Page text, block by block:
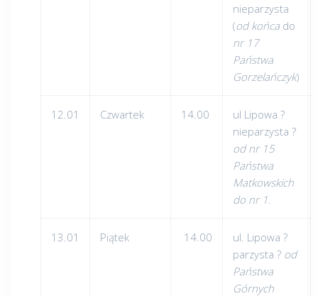
nieparzysta
(od końca do
nr 17
Państwa
Gorzelańczyk)
12.01 Czwartek 14.00
ul Lipowa ?
nieparzysta ?
od nr 15
Państwa
Matkowskich
do nr 1.
13.01 Piątek 14.00
ul. Lipowa ?
parzysta ? od
Państwa
Górnych